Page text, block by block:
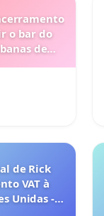
o bar do
de
de Rick
VAT à
Unidas -